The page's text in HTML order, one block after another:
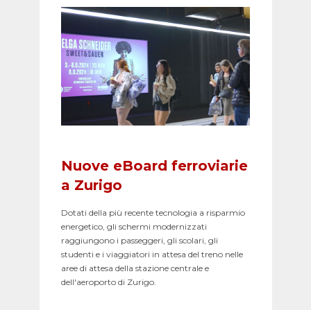
Nuove eBoard ferroviarie
a Zurigo
Dotati della più recente tecnologia a risparmio
energetico, gli schermi modernizzati
raggiungono i passeggeri, gli scolari, gli
studenti e i viaggiatori in attesa del treno nelle
aree di attesa della stazione centrale e
dell'aeroporto di Zurigo.